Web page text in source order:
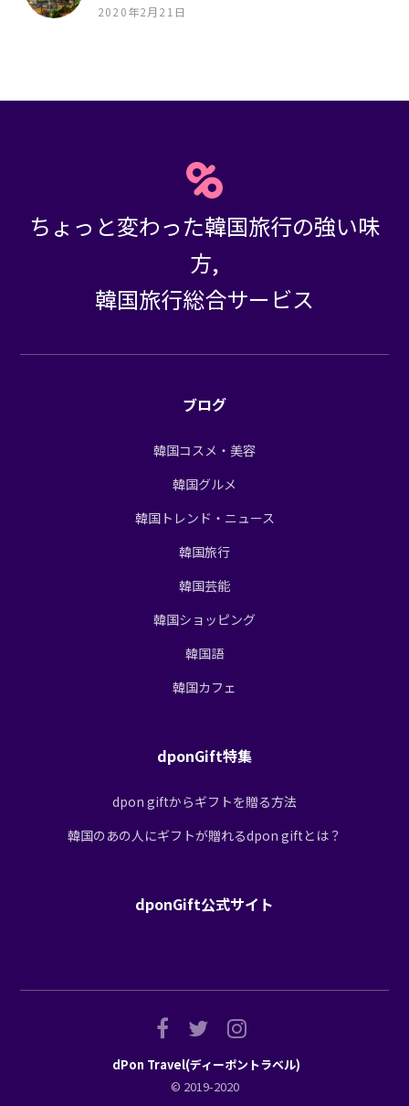
2020年2月21日
ちょっと変わった韓国旅行の強い味
方,
韓国旅行総合サービス
ブログ
韓国コスメ・美容
韓国グルメ
韓国トレンド・ニュース
韓国旅行
韓国芸能
韓国ショッピング
韓国語
韓国カフェ
dponGift特集
dpon giftからギフトを贈る方法
韓国のあの人にギフトが贈れるdpon giftとは？
dponGift公式サイト
© 2019-2020
dPon Travel(ディーポントラベル)